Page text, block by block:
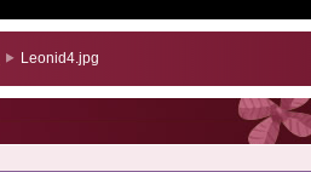
Leonid4.jpg